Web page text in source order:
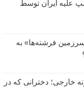
علیه ایران توسط
فرشته‌ها» به
خارجی؛ دخترانی که در